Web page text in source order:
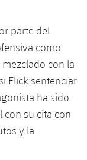
parte del
como
con la
Flick sentenciar
ha sido
su cita con
y la